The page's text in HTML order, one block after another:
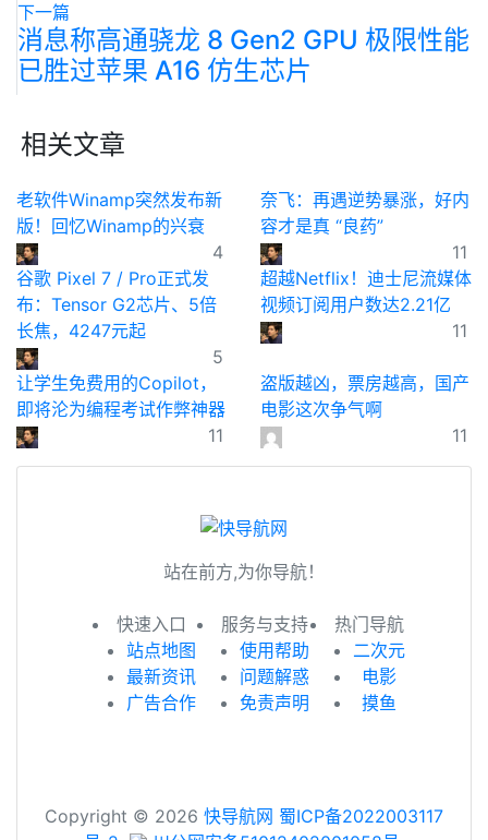
下一篇
消息称高通骁龙 8 Gen2 GPU 极限性能
已胜过苹果 A16 仿生芯片
相关文章
老软件Winamp突然发布新
版！回忆Winamp的兴衰
4
奈飞：再遇逆势暴涨，好内
容才是真 “良药”
11
谷歌 Pixel 7 / Pro正式发
布：Tensor G2芯片、5倍
长焦，4247元起
5
超越Netflix！迪士尼流媒体
视频订阅用户数达2.21亿
11
让学生免费用的Copilot，
即将沦为编程考试作弊神器
11
盗版越凶，票房越高，国产
电影这次争气啊
11
站在前方,为你导航！
快速入口
站点地图
最新资讯
广告合作
服务与支持
使用帮助
问题解惑
免责声明
热门导航
二次元
电影
摸鱼
Copyright © 2026 快导航网 蜀ICP备2022003117